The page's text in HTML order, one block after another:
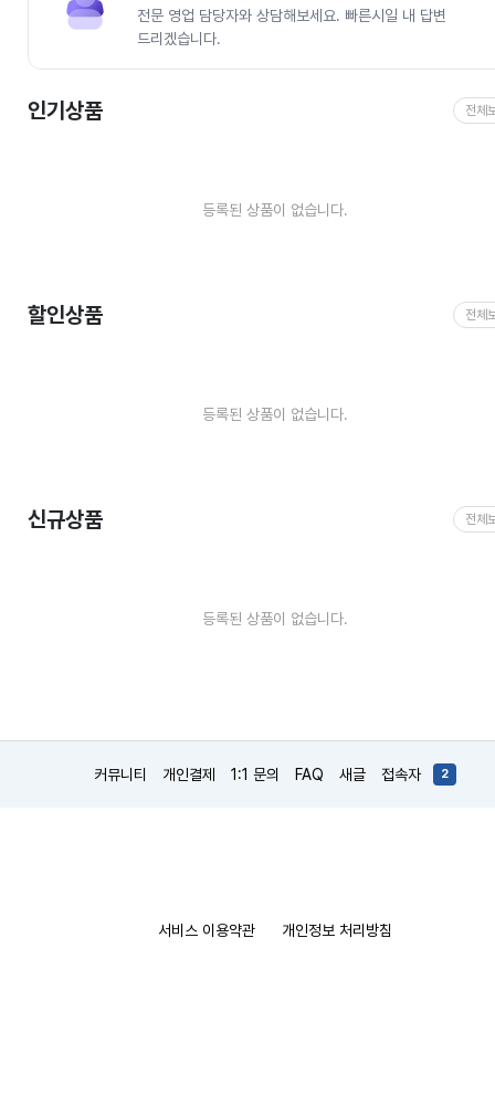
전문 영업 담당자와 상담해보세요. 빠른시일 내 답변
드리겠습니다.
인기상품 전체
등록된 상품이 없습니다.
할인상품 전체
등록된 상품이 없습니다.
신규상품 전체
등록된 상품이 없습니다.
커뮤니티 개인결제 1:1 문의 FAQ 새글 접속자 2
서비스 이용약관 개인정보 처리방침